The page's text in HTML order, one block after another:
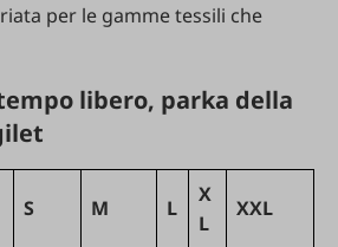
per le gamme tessili che
libero, parka della
S M L
X
L
XXL